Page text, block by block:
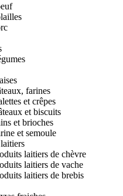
farines
et crêpes
et biscuits
et brioches
et semoule
laitiers de chèvre
laitiers de vache
laitiers de brebis